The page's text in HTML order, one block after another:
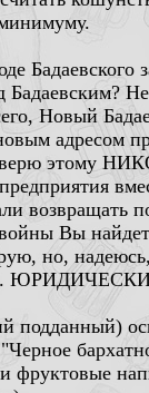
Бадаевским?
Новый
адресом
этому
возвращать
Вы
но,
подданный)
фруктовые